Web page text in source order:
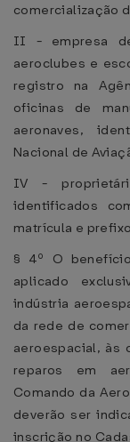
comercialização
II - empresa
aeroclubes e
registro na
oficinas de
aeronaves,
Nacional de
IV -
identificados
matrícula e
§ 4º O
aplicado
indústria
da rede de
aeroespacial, às
reparos em
Comando da
deverão ser
inscrição no